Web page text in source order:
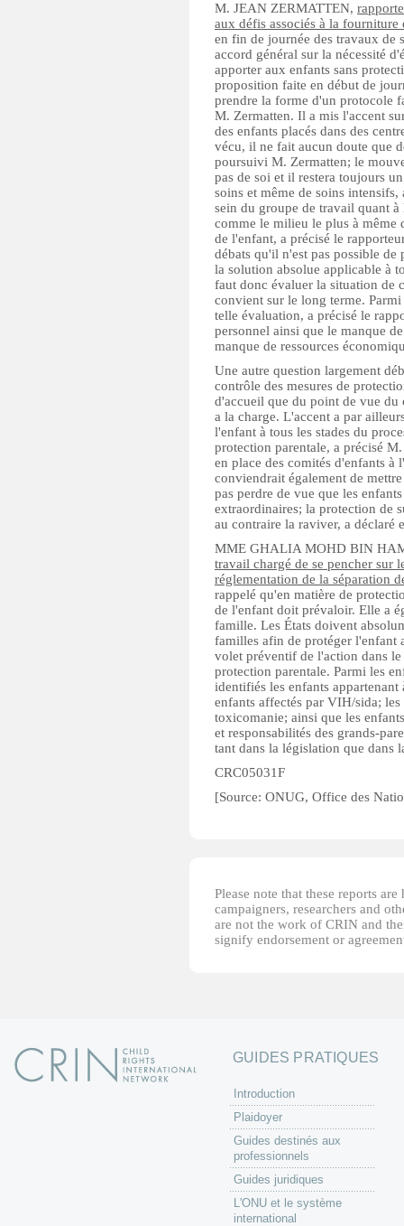
M. JEAN ZERMATTEN,
aux défis associés à la
en fin de journée des travaux de
accord général sur la nécessité
apporter aux enfants sans
proposition faite en début de
prendre la forme d'un protocole
M. Zermatten. Il a mis l'accent
des enfants placés dans des
vécu, il ne fait aucun doute que
poursuivi M. Zermatten; le
pas de soi et il restera toujours
soins et même de soins
sein du groupe de travail quant
comme le milieu le plus à même
de l'enfant, a précisé le
débats qu'il n'est pas possible
la solution absolue applicable à
faut donc évaluer la situation de
convient sur le long terme.
telle évaluation, a précisé le
personnel ainsi que le manque
manque de ressources
Une autre question largement
contrôle des mesures de
d'accueil que du point de vue du
a la charge. L'accent a par
l'enfant à tous les stades du
protection parentale, a précisé
en place des comités d'enfants à
conviendrait également de
pas perdre de vue que les
extraordinaires; la protection de
au contraire la raviver, a déclaré
MME GHALIA MOHD BIN
travail chargé de se pencher sur
réglementation de la séparation
rappelé qu'en matière de
de l'enfant doit prévaloir. Elle a
famille. Les États doivent
familles afin de protéger l'enfant
volet préventif de l'action dans le
protection parentale. Parmi les
identifiés les enfants
enfants affectés par VIH/sida; les
toxicomanie; ainsi que les
et responsabilités des grands-
tant dans la législation que dans
CRC05031F
[Source: ONUG, Office des
Please note that these reports
campaigners, researchers and
are not the work of CRIN and
signify endorsement or
GUIDES PRATIQUES
Introduction
Plaidoyer
Guides destinés aux
professionnels
Guides juridiques
L'ONU et le système
international